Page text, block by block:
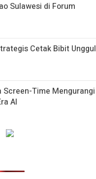
Sulawesi di Forum
Cetak Bibit Unggul
Screen-Time Mengurangi
AI